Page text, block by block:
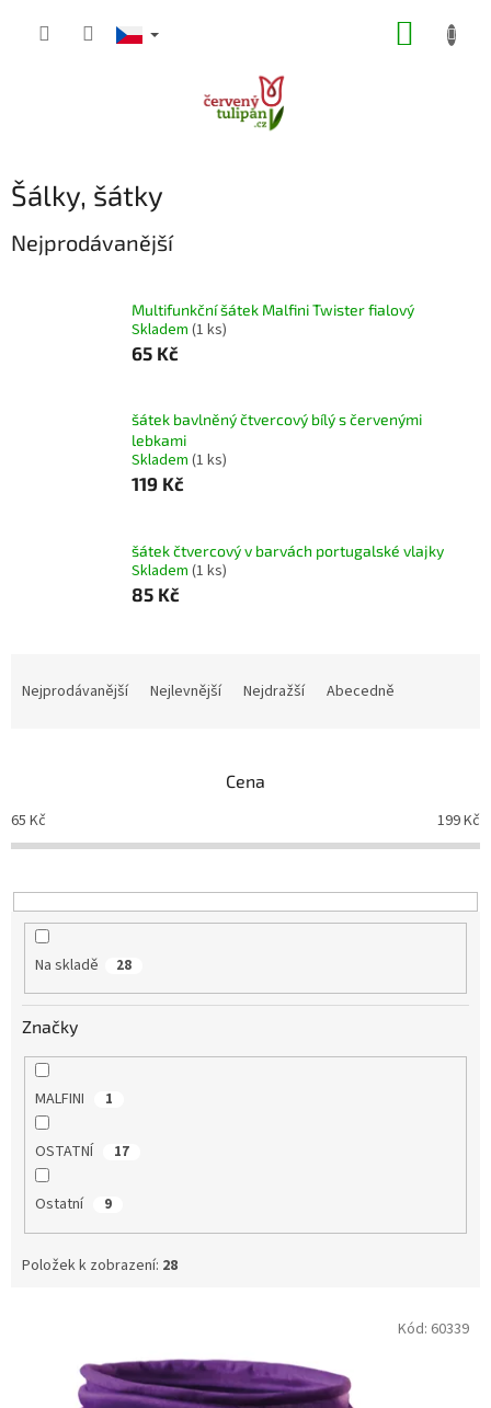
Šálky, šátky
Nejprodávanější
Multifunkční šátek Malfini Twister fialový
Skladem (1 ks)
65 Kč
šátek bavlněný čtvercový bílý s červenými
lebkami
Skladem (1 ks)
119 Kč
šátek čtvercový v barvách portugalské vlajky
Skladem (1 ks)
85 Kč
p
r
o
u
Nejprodávanější Nejlevnější Nejdražší Abecedně
Cena
65 Kč 199Kč
Na skladě 28
Značky
MALFINI 1
OSTATNÍ 17
Ostatní 9
Položek k zobrazení: 28
Kód: 60339